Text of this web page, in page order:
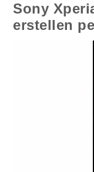
Sony
erstellen